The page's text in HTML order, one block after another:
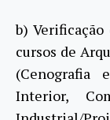
b) Verificação
cursos de
(Cenografia
Interior,